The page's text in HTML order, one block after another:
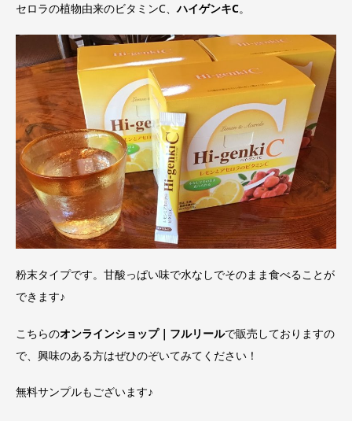
セロラの植物由来のビタミンC、ハイゲンキC。
粉末タイプです。甘酸っぱい味で水なしでそのまま食べることが
できます♪
こちらのオンラインショップ｜フルリールで販売しておりますの
で、興味のある方はぜひのぞいてみてください！
無料サンプルもございます♪